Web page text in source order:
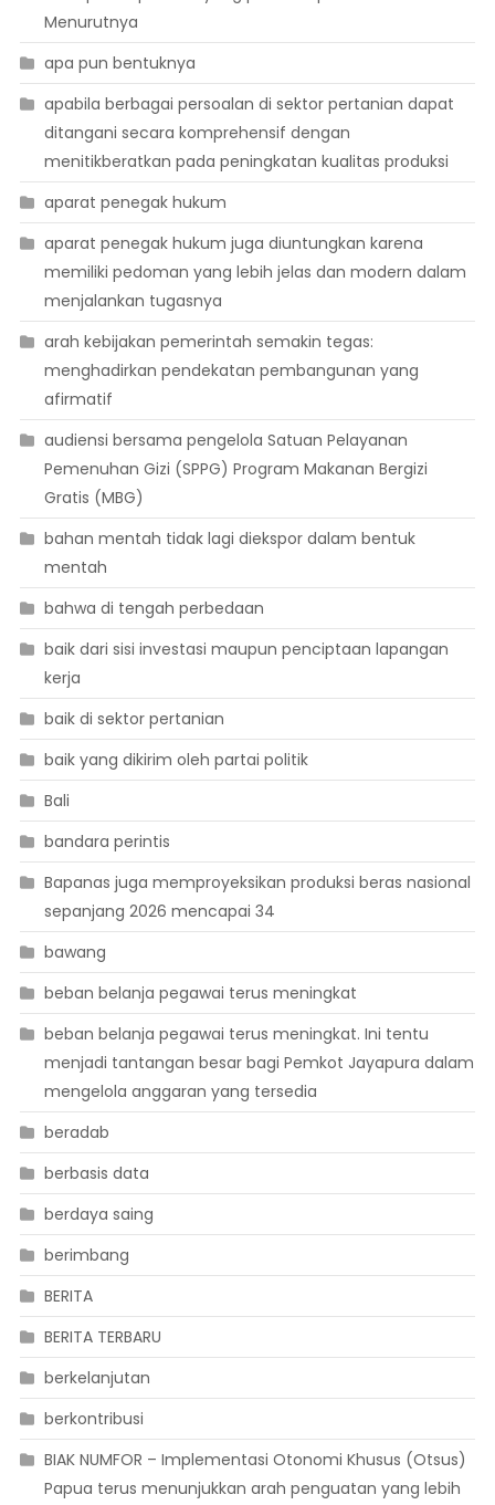
Menurutnya
apa pun bentuknya
apabila berbagai persoalan di sektor pertanian dapat
ditangani secara komprehensif dengan
menitikberatkan pada peningkatan kualitas produksi
aparat penegak hukum
aparat penegak hukum juga diuntungkan karena
memiliki pedoman yang lebih jelas dan modern dalam
menjalankan tugasnya
arah kebijakan pemerintah semakin tegas:
menghadirkan pendekatan pembangunan yang
afirmatif
audiensi bersama pengelola Satuan Pelayanan
Pemenuhan Gizi (SPPG) Program Makanan Bergizi
Gratis (MBG)
bahan mentah tidak lagi diekspor dalam bentuk
mentah
bahwa di tengah perbedaan
baik dari sisi investasi maupun penciptaan lapangan
kerja
baik di sektor pertanian
baik yang dikirim oleh partai politik
Bali
bandara perintis
Bapanas juga memproyeksikan produksi beras nasional
sepanjang 2026 mencapai 34
bawang
beban belanja pegawai terus meningkat
beban belanja pegawai terus meningkat. Ini tentu
menjadi tantangan besar bagi Pemkot Jayapura dalam
mengelola anggaran yang tersedia
beradab
berbasis data
berdaya saing
berimbang
BERITA
BERITA TERBARU
berkelanjutan
berkontribusi
BIAK NUMFOR – Implementasi Otonomi Khusus (Otsus)
Papua terus menunjukkan arah penguatan yang lebih